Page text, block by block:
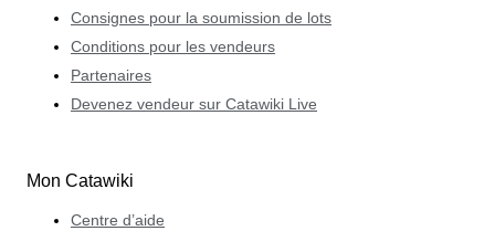
Consignes pour la soumission de lots
Conditions pour les vendeurs
Partenaires
Devenez vendeur sur Catawiki Live
Mon Catawiki
Centre d’aide